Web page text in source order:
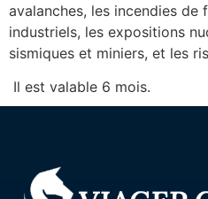
avalanches, les incendies de
industriels, les expositions
sismiques et miniers, et les
Il est valable 6 mois.